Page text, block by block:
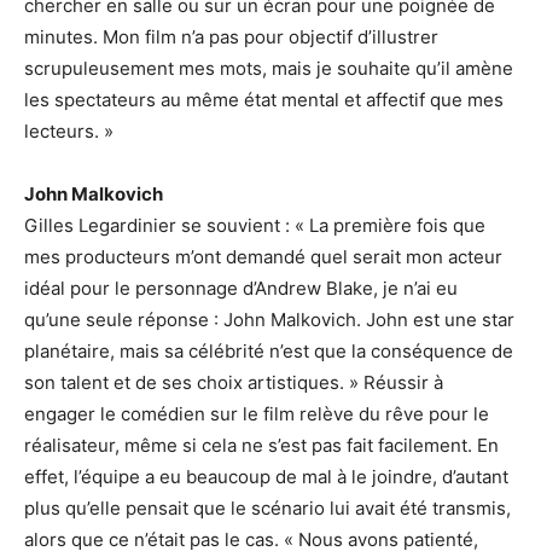
chercher en salle ou sur un écran pour une poignée de
minutes. Mon film n’a pas pour objectif d’illustrer
scrupuleusement mes mots, mais je souhaite qu’il amène
les spectateurs au même état mental et affectif que mes
lecteurs. »
John Malkovich
Gilles Legardinier se souvient : « La première fois que
mes producteurs m’ont demandé quel serait mon acteur
idéal pour le personnage d’Andrew Blake, je n’ai eu
qu’une seule réponse : John Malkovich. John est une star
planétaire, mais sa célébrité n’est que la conséquence de
son talent et de ses choix artistiques. » Réussir à
engager le comédien sur le film relève du rêve pour le
réalisateur, même si cela ne s’est pas fait facilement. En
effet, l’équipe a eu beaucoup de mal à le joindre, d’autant
plus qu’elle pensait que le scénario lui avait été transmis,
alors que ce n’était pas le cas. « Nous avons patienté,